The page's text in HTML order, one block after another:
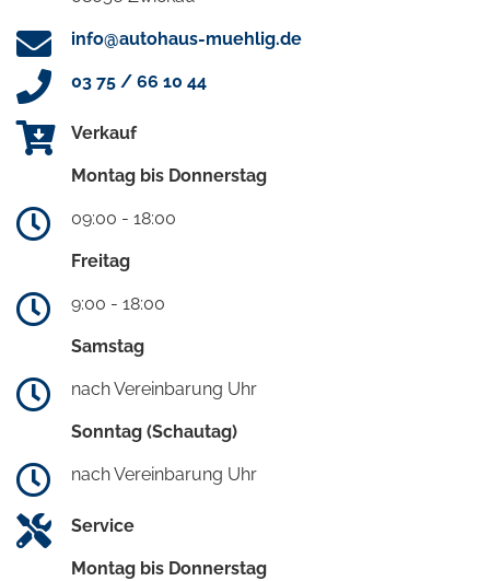
info@autohaus-muehlig.de
03 75 / 66 10 44
Verkauf
Montag bis Donnerstag
09:00 - 18:00
Freitag
9:00 - 18:00
Samstag
nach Vereinbarung Uhr
Sonntag (Schautag)
nach Vereinbarung Uhr
Service
Montag bis Donnerstag